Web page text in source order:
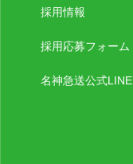
採用情報
採用応募フォーム
名神急送公式LINE